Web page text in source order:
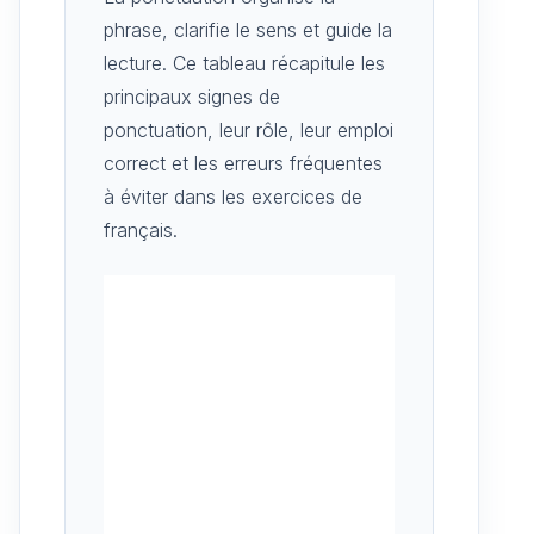
phrase, clarifie le sens et guide la
lecture. Ce tableau récapitule les
principaux signes de
ponctuation, leur rôle, leur emploi
correct et les erreurs fréquentes
à éviter dans les exercices de
français.